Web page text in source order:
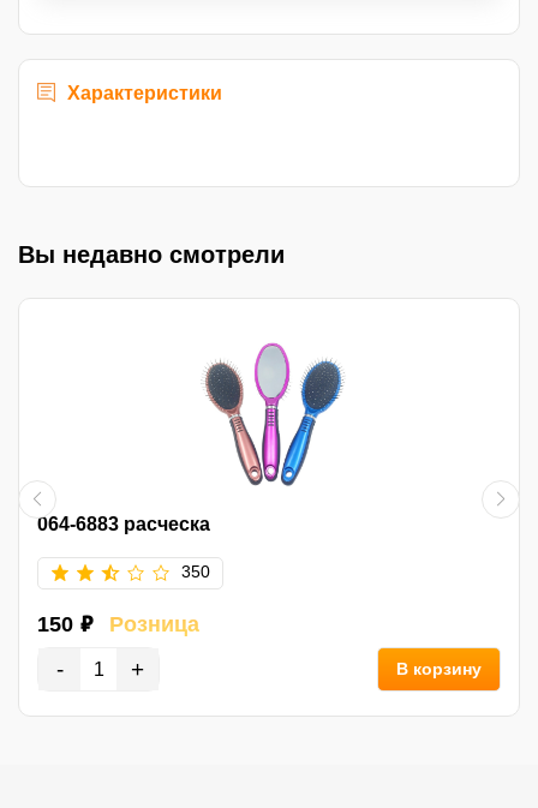
Характеристики
Вы недавно смотрели
064-6883 расческа
350
150 ₽ Розница
- + В корзину